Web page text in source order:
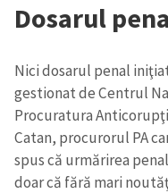
Dosarul
Nici dosarul penal
gestionat de Centrul
Procuratura
Catan, procurorul PA
spus că urmărirea
doar că fără mari